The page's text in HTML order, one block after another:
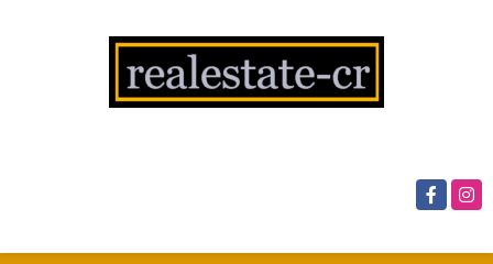
Facebook